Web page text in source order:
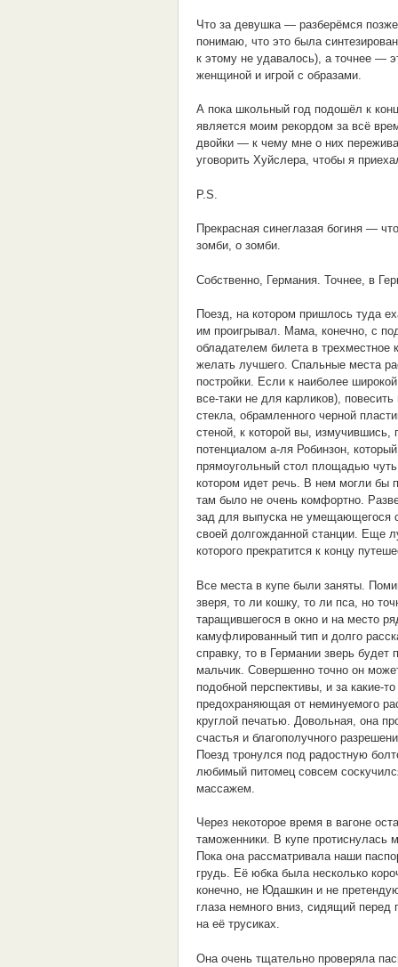
Что за девушка — разберёмся
понимаю, что это была
к этому не удавалось), а точнее —
женщиной и игрой с образами.
А пока школьный год подошёл к
является моим рекордом за всё
двойки — к чему мне о них
уговорить Хуйслера, чтобы я
P.S.
Прекрасная синеглазая богиня —
зомби, о зомби.
Собственно, Германия. Точнее, в
Поезд, на котором пришлось туда
им проигрывал. Мама, конечно, с
обладателем билета в
желать лучшего. Спальные места
постройки. Если к наиболее
все-таки не для карликов),
стекла, обрамленного черной
стеной, к которой вы,
потенциалом а-ля Робинзон,
прямоугольный стол площадью
котором идет речь. В нем могли бы
там было не очень комфортно.
зад для выпуска не умещающегося
своей долгожданной станции. Еще
которого прекратится к концу
Все места в купе были заняты.
зверя, то ли кошку, то ли пса, но
таращившегося в окно и на место
камуфлированный тип и долго
справку, то в Германии зверь
мальчик. Совершенно точно он
подобной перспективы, и за какие-
предохраняющая от неминуемого
круглой печатью. Довольная, она
счастья и благополучного
Поезд тронулся под радостную
любимый питомец совсем
массажем.
Через некоторое время в вагоне
таможенники. В купе протиснулась
Пока она рассматривала наши
грудь. Её юбка была несколько
конечно, не Юдашкин и не
глаза немного вниз, сидящий
на её трусиках.
Она очень тщательно проверяла